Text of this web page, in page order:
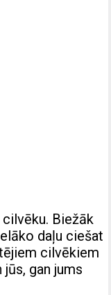
Biežāk
daļu ciešat
cilvēkiem
gan jums